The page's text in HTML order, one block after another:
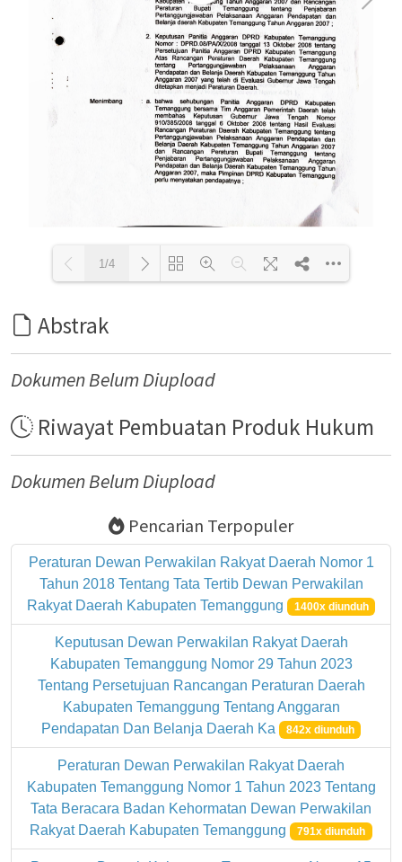
1/4
Abstrak
Dokumen Belum Diupload
Riwayat Pembuatan Produk Hukum
Dokumen Belum Diupload
Pencarian Terpopuler
Peraturan Dewan Perwakilan Rakyat Daerah Nomor 1
Tahun 2018 Tentang Tata Tertib Dewan Perwakilan
Rakyat Daerah Kabupaten Temanggung
1400x diunduh
Keputusan Dewan Perwakilan Rakyat Daerah
Kabupaten Temanggung Nomor 29 Tahun 2023
Tentang Persetujuan Rancangan Peraturan Daerah
Kabupaten Temanggung Tentang Anggaran
Pendapatan Dan Belanja Daerah Ka
842x diunduh
Peraturan Dewan Perwakilan Rakyat Daerah
Kabupaten Temanggung Nomor 1 Tahun 2023 Tentang
Tata Beracara Badan Kehormatan Dewan Perwakilan
Rakyat Daerah Kabupaten Temanggung 791x diunduh